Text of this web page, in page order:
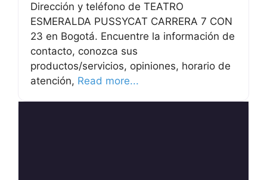
Dirección y teléfono de TEATRO
ESMERALDA PUSSYCAT CARRERA 7 CON
23 en Bogotá. Encuentre la información de
contacto, conozca sus
productos/servicios, opiniones, horario de
atención, Read more...